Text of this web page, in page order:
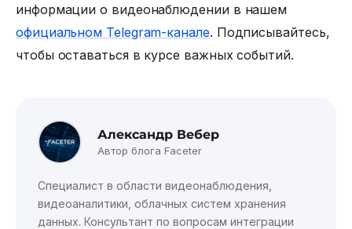
информации о видеонаблюдении в нашем
официальном Telegram-канале. Подписывайтесь,
чтобы оставаться в курсе важных событий.
Александр Вебер
Автор блога Faceter
Специалист в области видеонаблюдения,
видеоаналитики, облачных систем хранения
данных. Консультант по вопросам интеграции